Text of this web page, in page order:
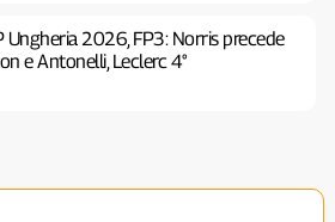
Ungheria 2026, FP3: Norris precede
e Antonelli, Leclerc 4°